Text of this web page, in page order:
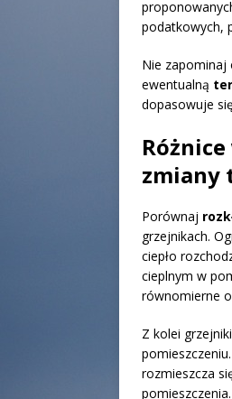
podatkowych,
Nie zapominaj
ewentualną
dopasowuje
zmiany
Porównaj
grzejnikach.
ciepło
cieplnym w
równomierne
Z kolei
rozmieszcza
pomieszczenia.